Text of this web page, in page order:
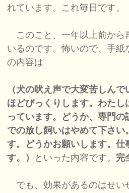
れています。これ毎日です。
このこと、一年以上前から
いるのです。怖いので、手紙
の内容は
（犬の吠え声で大変苦しん
ほどびっくりします。わたし
っています。どうか、専門
での放し飼いはやめて下さい
す。どうかお願いします。仕
す。）
といった内容です。 完
でも、効果があるのはせい